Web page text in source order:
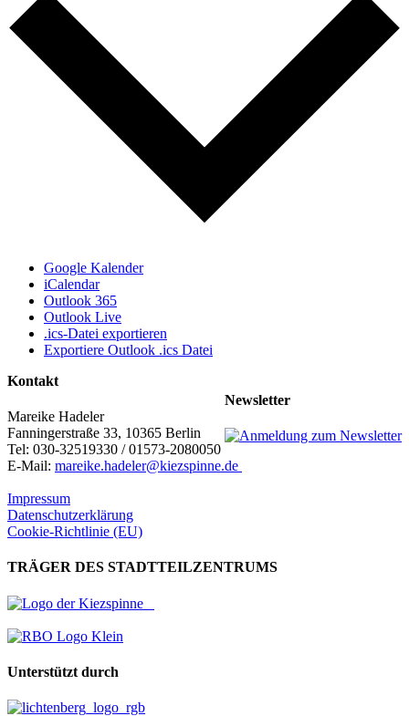
Google Kalender
iCalendar
Outlook 365
Outlook Live
.ics-Datei exportieren
Exportiere Outlook .ics Datei
Newsletter
Kontakt
Mareike Hadeler
Fanningerstraße 33, 10365 Berlin
Tel: 030-32519330 / 01573-2080050
E-Mail: mareike.hadeler@kiezspinne.de
Impressum
Datenschutzerklärung
Cookie-Richtlinie (EU)
TRÄGER DES STADTTEILZENTRUMS
Unterstützt durch